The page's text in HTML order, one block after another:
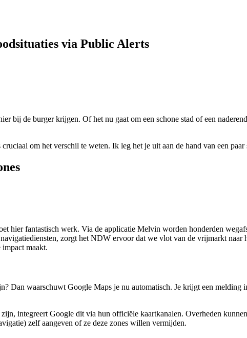
via Public Alerts
bij de burger krijgen. Of het nu gaat om een schone stad of een
om het verschil te weten. Ik leg het je uit aan de hand van een
fantastisch werk. Via de applicatie Melvin worden honderden
zorgt het NDW ervoor dat we vlot van de vrijmarkt naar
maakt.
Dan waarschuwt Google Maps je nu automatisch. Je krijgt een melding
integreert Google dit via hun officiële kaartkanalen. Overheden
zelf aangeven of ze deze zones willen vermijden.